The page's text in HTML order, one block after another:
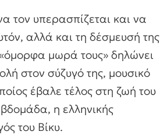
τον υπερασπίζεται και να
αλλά και τη δέσμευσή της
μωρά τους» δηλώνει
στον σύζυγό της, μουσικό
έβαλε τέλος στη ζωή του
η ελληνικής
του Βίκυ.